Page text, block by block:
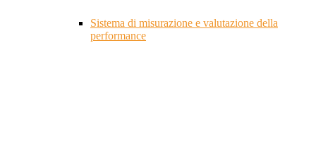
Sistema di misurazione e valutazione della
performance